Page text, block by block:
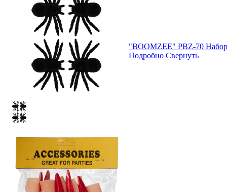
"BOOMZEE" PBZ-70 Набор
Подробно Свернуть